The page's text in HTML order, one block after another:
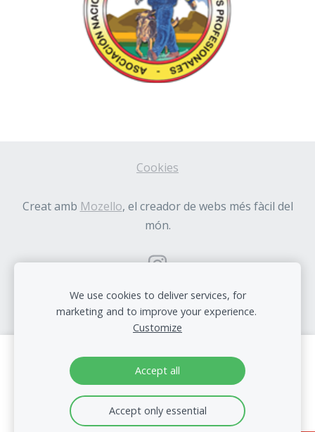
Cookies
Creat amb Mozello, el creador de webs més fàcil del
món.
Crea el teu lloc web o botiga online amb
Mozello
We use cookies to deliver services, for
marketing and to improve your experience.
Customize
Accept all
Accept only essential